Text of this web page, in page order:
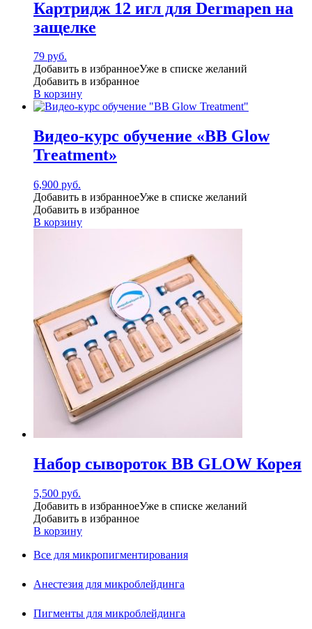
Картридж 12 игл для Dermapen на
защелке
79 руб.
Добавить в избранноеУже в списке желаний
Добавить в избранное
В корзину
Видео-курс обучение «BB Glow
Treatment»
6,900 руб.
Добавить в избранноеУже в списке желаний
Добавить в избранное
В корзину
Набор сывороток BB GLOW Корея
5,500 руб.
Добавить в избранноеУже в списке желаний
Добавить в избранное
В корзину
Все для микропигментирования
Анестезия для микроблейдинга
Пигменты для микроблейдинга